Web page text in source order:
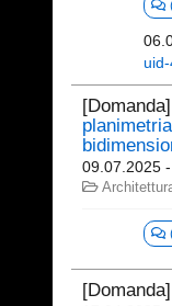
[Domanda]
09.07.2025
[Domanda]